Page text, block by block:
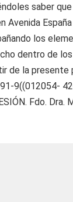
saber
Avenida
los
dentro de
de la
9((012054-
Fdo. Dra.